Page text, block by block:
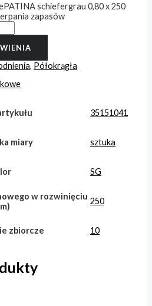
schiefergrau 0,80 x 250
zapasów
, Półokrągła
35151041
miary sztuka
SG
w rozwinięciu
250
zbiorcze 10